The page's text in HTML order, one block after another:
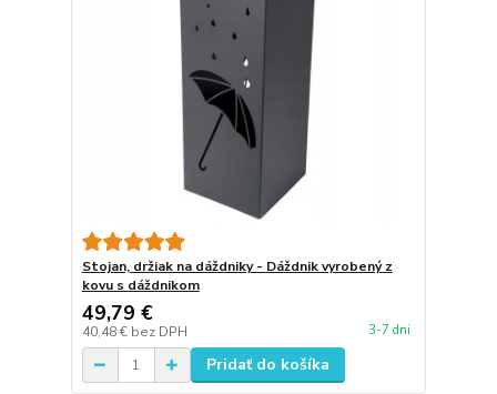
Stojan, držiak na dáždniky - Dáždnik vyrobený z
kovu s dáždnikom
49,79 €
40,48 € bez DPH 3-7 dni
Pridať do košíka